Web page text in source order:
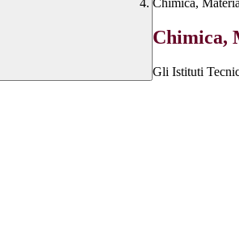
Chimica,
Chimica,
Gli Istituti